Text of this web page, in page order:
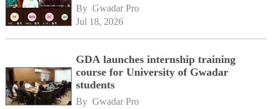
By Gwadar Pro
Jul 18, 2026
GDA launches internship training
course for University of Gwadar
students
By Gwadar Pro